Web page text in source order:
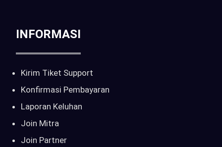
INFORMASI
Kirim Tiket Support
Konfirmasi Pembayaran
Laporan Keluhan
Join Mitra
Join Partner